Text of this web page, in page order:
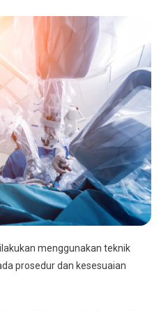
menggunakan teknik
prosedur dan kesesuaian